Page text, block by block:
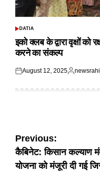
POSTED
DATIA
इको क्लब के द्वारा वृक्षों को
करने का संकल्प
Posted
August 12, 2025
Posted
Post
navigation
Previous:
कैबिनेट: किसान कल्याण
योजना को मंजूरी दी गई